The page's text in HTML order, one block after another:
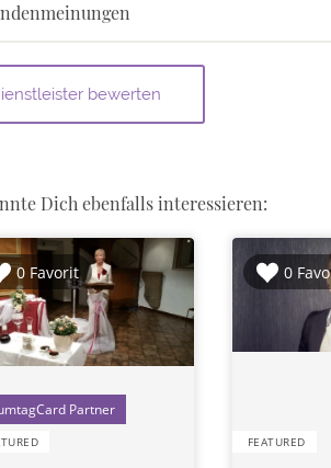
Dich ebenfalls interessieren:
0 Favorit 0
FEATURED